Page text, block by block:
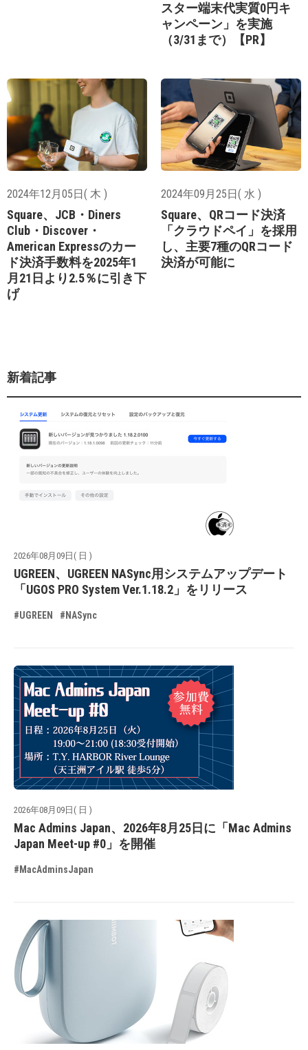
スター端末代実質0円キ
ャンペーン」を実施
（3/31まで）【PR】
2024年12月05日( 木 )
Square、JCB・Diners
Club・Discover・
American Expressのカー
ド決済手数料を2025年1
月21日より2.5％に引き下
げ
2024年09月25日( 水 )
Square、QRコード決済
「クラウドペイ」を採用
し、主要7種のQRコード
決済が可能に
新着記事
2026年08月09日( 日 )
UGREEN、UGREEN NASync用システムアップデート
「UGOS PRO System Ver.1.18.2」をリリース
#UGREEN #NASync
2026年08月09日( 日 )
Mac Admins Japan、2026年8月25日に「Mac Admins
Japan Meet-up #0」を開催
#MacAdminsJapan